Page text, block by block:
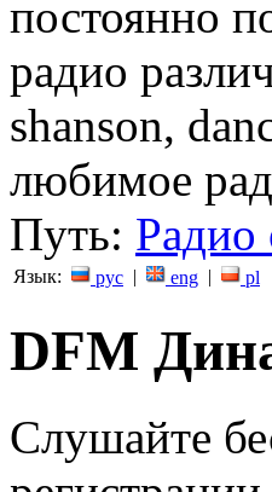
постоянно
радио
shanson,
любимое
Путь: Радио
Язык: рус | eng | pl
DFM
Слушайте